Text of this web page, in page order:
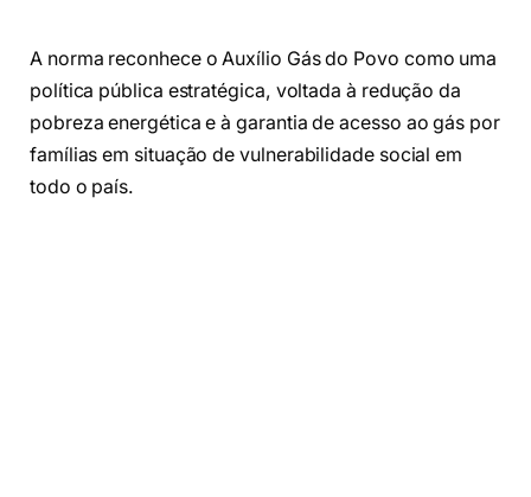
A norma reconhece o Auxílio Gás do Povo como uma
política pública estratégica, voltada à redução da
pobreza energética e à garantia de acesso ao gás por
famílias em situação de vulnerabilidade social em
todo o país.